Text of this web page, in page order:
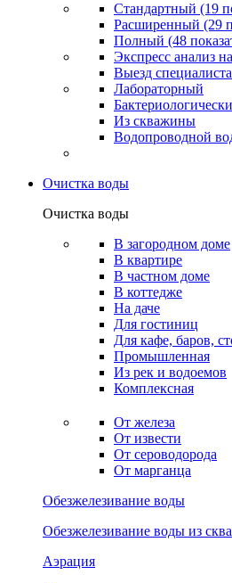
Стандартный (19
Расширенный (29
Полный (48
Экспресс анализ
Выезд специалиста
Лабораторный
Из скважины
Водопроводной
Очистка воды
Очистка воды
В загородном доме
В квартире
В частном доме
В коттедже
На даче
Для гостиниц
Для кафе, баров,
Промышленная
Из рек и водоемов
Комплексная
От железа
От извести
От сероводорода
От марганца
Обезжелезивание воды
Обезжелезивание воды из
Аэрация